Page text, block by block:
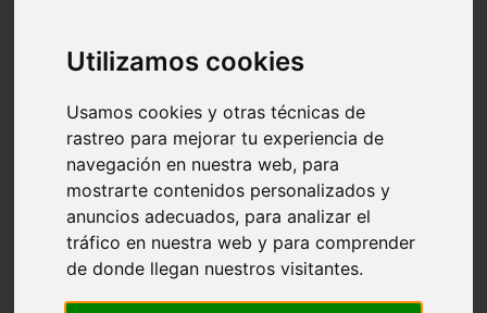
Utilizamos cookies
Usamos cookies y otras técnicas de
rastreo para mejorar tu experiencia de
navegación en nuestra web, para
mostrarte contenidos personalizados y
anuncios adecuados, para analizar el
tráfico en nuestra web y para comprender
de donde llegan nuestros visitantes.
protagonistas
reptiles
adopci n
higiene
snacks
acuario
comercios
estanques
viajar
cr a